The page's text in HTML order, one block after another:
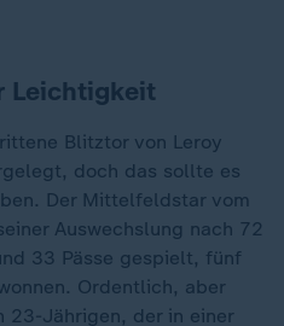
Leichtigkeit
Blitztor von Leroy
doch das sollte es
Der Mittelfeldstar vom
Auswechslung nach 72
33 Pässe gespielt, fünf
Ordentlich, aber
23-Jährigen, der in einer